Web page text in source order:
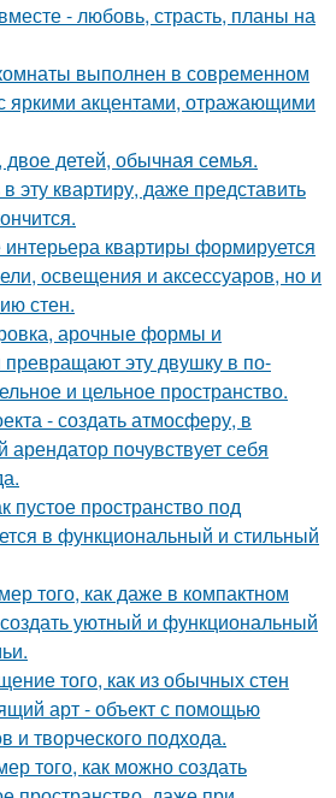
- любовь, страсть, планы на
выполнен в современном
яркими акцентами, отражающими
двое детей, обычная семья.
эту квартиру, даже представить
квартиры формируется
освещения и аксессуаров, но и
стен.
арочные формы и
эту двушку в по-
и цельное пространство.
- создать атмосферу, в
почувствует себя
пустое пространство под
в функциональный и стильный
того, как даже в компактном
уютный и функциональный
того, как из обычных стен
арт - объект с помощью
и творческого подхода.
того, как можно создать